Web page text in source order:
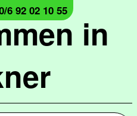
in
6 92 02 10 55